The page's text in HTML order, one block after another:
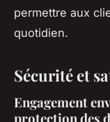
permettre aux
quotidien.
Sécurité et
Engagement
protection des